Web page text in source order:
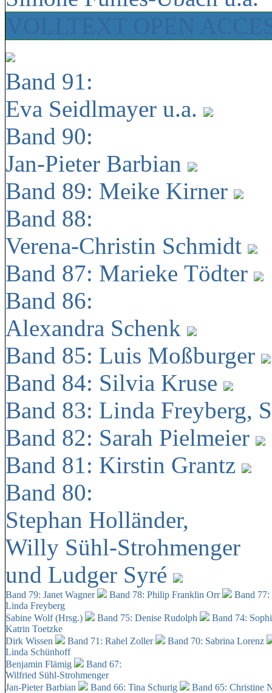
Band 91:
Eva Seidlmayer u.a.
Band 90:
Jan-Pieter Barbian
Band 89: Meike Kirner
Band 88:
Verena-Christin Schmidt
Band 87: Marieke Tödter
Band 86:
Alexandra Schenk
Band 85: Luis Moßburger
Band 84: Silvia Kruse
Band 83: Linda Freyberg,
Band 82: Sarah Pielmeier
Band 81: Kirstin Grantz
Band 80:
Stephan Holländer,
Willy Sühl-Strohmenger
und Ludger Syré
Band 79: Janet Wagner Band 78: Philip Franklin Orr
Band
Linda Freyberg
Sabine Wolf (Hrsg.)
Band 75: Denise Rudolph
Band 74:
Katrin Toetzke
Dirk Wissen
Band 71: Rahel Zoller
Band 70: Sabrina Lorenz
Linda Schünhoff
Benjamin Flämig
Band 67:
Wilfried Sühl-Strohmenger
Jan-Pieter Barbian
Band 66: Tina Schurig
Band 65: Christine